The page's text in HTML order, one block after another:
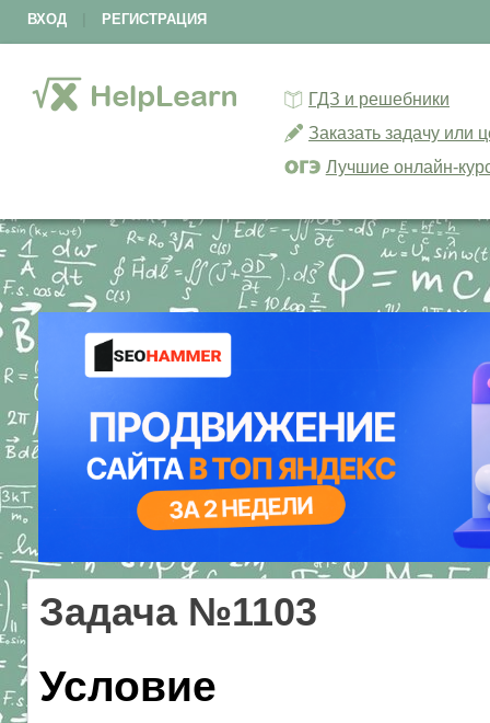
ВХОД РЕГИСТРАЦИЯ
ГДЗ и решебники
Заказать задачу или
Лучшие онлайн-
Задача №1103
Условие